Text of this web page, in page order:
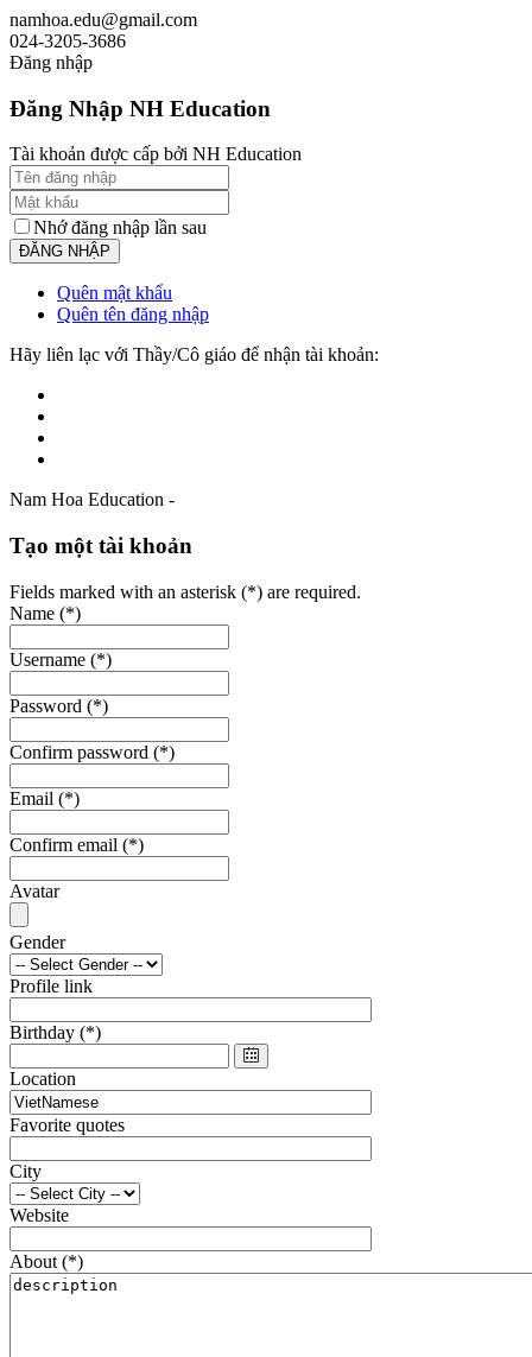
namhoa.edu@gmail.com
024-3205-3686
Đăng nhập
Đăng Nhập NH Education
Tài khoản được cấp bởi NH Education
Nhớ đăng nhập lần sau
Quên mật khẩu
Quên tên đăng nhập
Hãy liên lạc với Thầy/Cô giáo để nhận tài khoản:
Nam Hoa Education -
Tạo một tài khoản
Fields marked with an asterisk (*) are required.
Name (*)
Username (*)
Password (*)
Confirm password (*)
Email (*)
Confirm email (*)
Avatar
Gender
Profile link
Birthday (*)
Location
Favorite quotes
City
Website
About (*)